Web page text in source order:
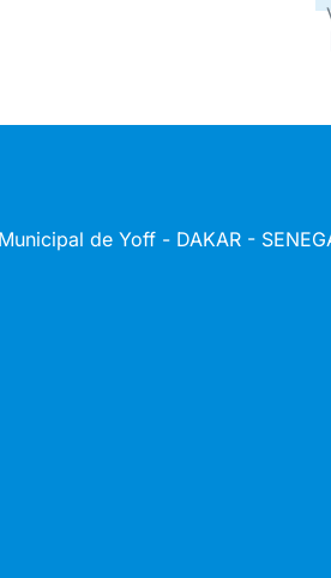
de Yoff - DAKAR -